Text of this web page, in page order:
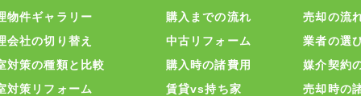
物件ギャラリー
会社の切り替え
対策の種類と比較
対策リフォーム
購入までの流れ
中古リフォーム
購入時の諸費用
賃貸vs持ち家
売却の流
業者の選
媒介契約
売却時の